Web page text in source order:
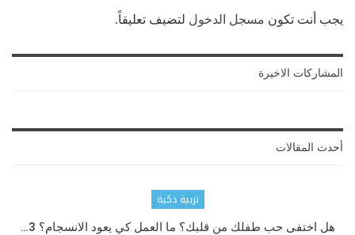
يجب أنت تكون مسجل الدخول لتضيف تعليقاً.
المشاركات الاخيرة
أحدث المقالات
تربية ذكية
هل اختفى حب طفلك من قلبك؟ ما العمل كي يعود الانسجام؟ 3…